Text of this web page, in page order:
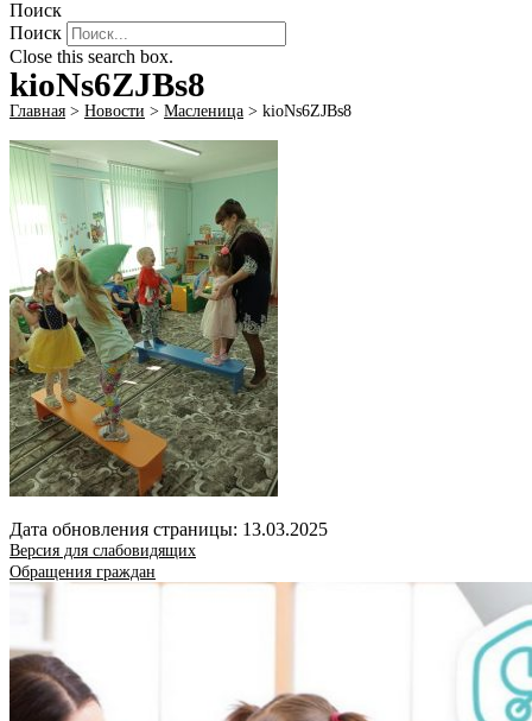
Поиск
Поиск
Close this search box.
kioNs6ZJBs8
Главная > Новости > Масленица > kioNs6ZJBs8
Дата обновления страницы: 13.03.2025
Версия для слабовидящих
Обращения граждан